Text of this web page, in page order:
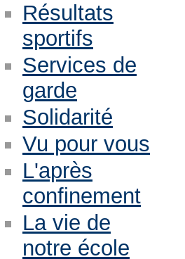
Résultats
sportifs
Services de
garde
Solidarité
Vu pour vous
L'après
confinement
La vie de
notre école